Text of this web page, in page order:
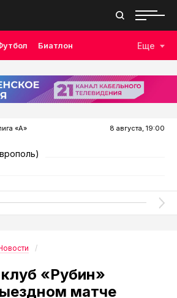
Биатлон
Плавание Дзюдо
Бокс
Еще
«А» 8 августа, 19:00
«Рубин»
матче